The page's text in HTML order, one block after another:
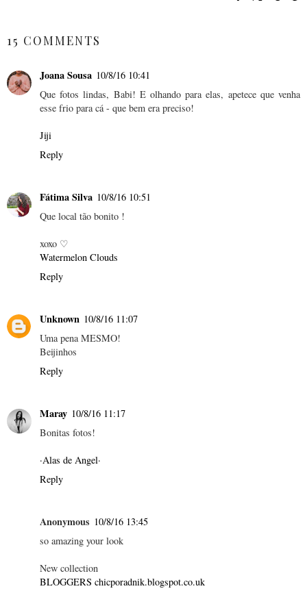
15 COMMENTS
Joana Sousa 10/8/16 10:41
Que fotos lindas, Babi! E olhando para elas, apetece que venha
esse frio para cá - que bem era preciso!
Jiji
Reply
Fátima Silva 10/8/16 10:51
Que local tão bonito !
xoxo ♡
Watermelon Clouds
Reply
Unknown 10/8/16 11:07
Uma pena MESMO!
Beijinhos
Reply
Maray 10/8/16 11:17
Bonitas fotos!
·Alas de Angel·
Reply
Anonymous 10/8/16 13:45
so amazing your look
New collection
BLOGGERS chicporadnik.blogspot.co.uk